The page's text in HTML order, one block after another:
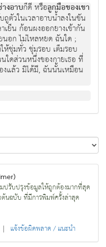
งอาบก็ดี หรือลูกมือของเขา
ตัวในเวลาอาบน้ำลงในขัน
เย็น ก้อนผงออกยางเข้ากัน
อก ไม่ไหลหยด ฉันใด ;
ห้ชุ่มทั่ว ชุ่มรอบ เต็มรอบ
ใดส่วนหนึ่งของกายเธอ ที่
งแล้ว มิได้มี, ฉันนั้นเหมือน
ปรับปรุงข้อมูลให้ถูกต้องมากที่สุด
นฉบับ ที่มีการพิมพ์ครั้งล่าสุด
| แจ้งข้อผิดพลาด / แนะนำ